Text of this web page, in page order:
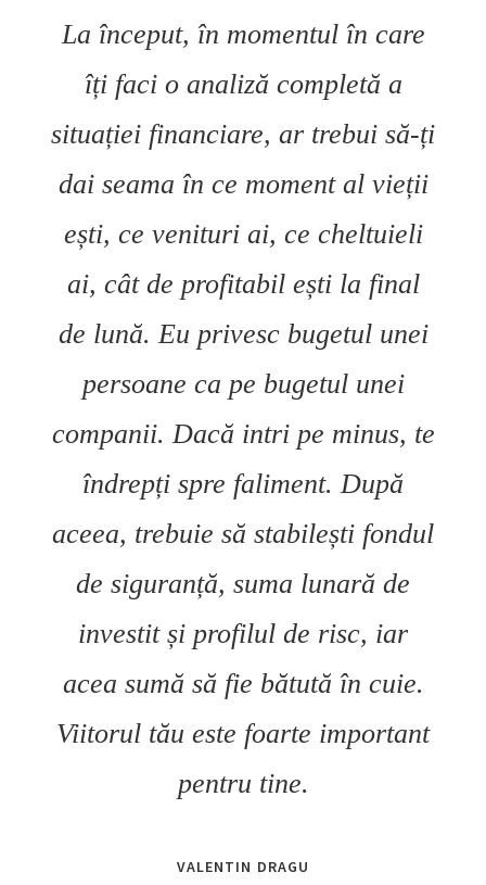
La început, în momentul în care
îți faci o analiză completă a
situației financiare, ar trebui să-ți
dai seama în ce moment al vieții
ești, ce venituri ai, ce cheltuieli
ai, cât de profitabil ești la final
de lună. Eu privesc bugetul unei
persoane ca pe bugetul unei
companii. Dacă intri pe minus, te
îndrepți spre faliment. După
aceea, trebuie să stabilești fondul
de siguranță, suma lunară de
investit și profilul de risc, iar
acea sumă să fie bătută în cuie.
Viitorul tău este foarte important
pentru tine.
VALENTIN DRAGU